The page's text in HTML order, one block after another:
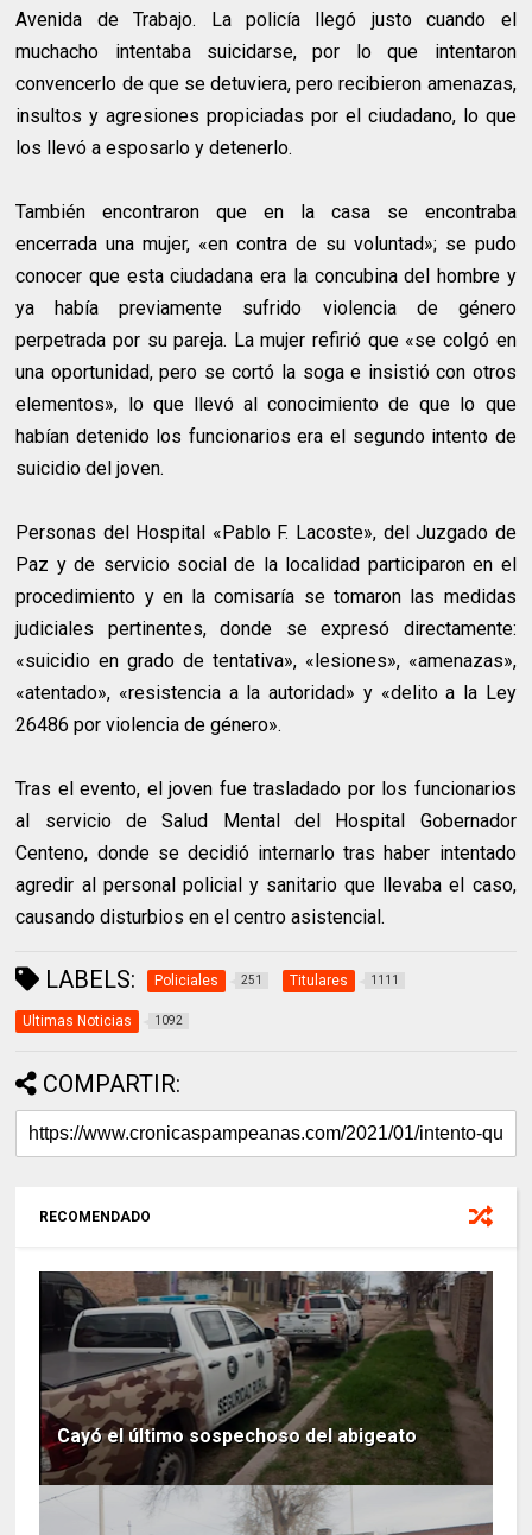
Avenida de Trabajo. La policía llegó justo cuando el
muchacho intentaba suicidarse, por lo que intentaron
convencerlo de que se detuviera, pero recibieron amenazas,
insultos y agresiones propiciadas por el ciudadano, lo que
los llevó a esposarlo y detenerlo.
También encontraron que en la casa se encontraba
encerrada una mujer, «en contra de su voluntad»; se pudo
conocer que esta ciudadana era la concubina del hombre y
ya había previamente sufrido violencia de género
perpetrada por su pareja. La mujer refirió que «se colgó en
una oportunidad, pero se cortó la soga e insistió con otros
elementos», lo que llevó al conocimiento de que lo que
habían detenido los funcionarios era el segundo intento de
suicidio del joven.
Personas del Hospital «Pablo F. Lacoste», del Juzgado de
Paz y de servicio social de la localidad participaron en el
procedimiento y en la comisaría se tomaron las medidas
judiciales pertinentes, donde se expresó directamente:
«suicidio en grado de tentativa», «lesiones», «amenazas»,
«atentado», «resistencia a la autoridad» y «delito a la Ley
26486 por violencia de género».
Tras el evento, el joven fue trasladado por los funcionarios
al servicio de Salud Mental del Hospital Gobernador
Centeno, donde se decidió internarlo tras haber intentado
agredir al personal policial y sanitario que llevaba el caso,
causando disturbios en el centro asistencial.
LABELS: Policiales 251 Titulares 1111
Ultimas Noticias 1092
COMPARTIR:
RECOMENDADO
Cayó el último sospechoso del abigeato